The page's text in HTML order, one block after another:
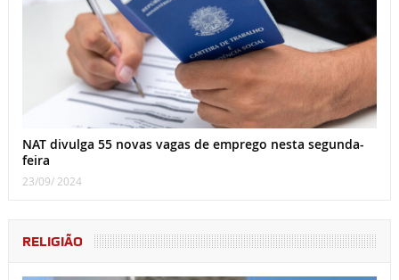
NAT divulga 55 novas vagas de emprego nesta segunda-
feira
23/09/ 2024
RELIGIÃO